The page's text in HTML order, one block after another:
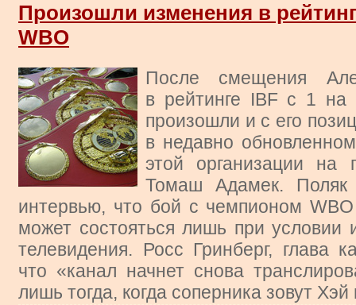
Произошли изменения в
WBO
После смещения
в рейтинге IBF c 1 на
произошли и с его
в недавно
этой организации на
Томаш Адамек. Поляк
интервью, что бой с чемпионом
может состояться лишь при условии
телевидения. Росс Гринберг, глава
что «канал начнет снова
лишь тогда, когда соперника зовут